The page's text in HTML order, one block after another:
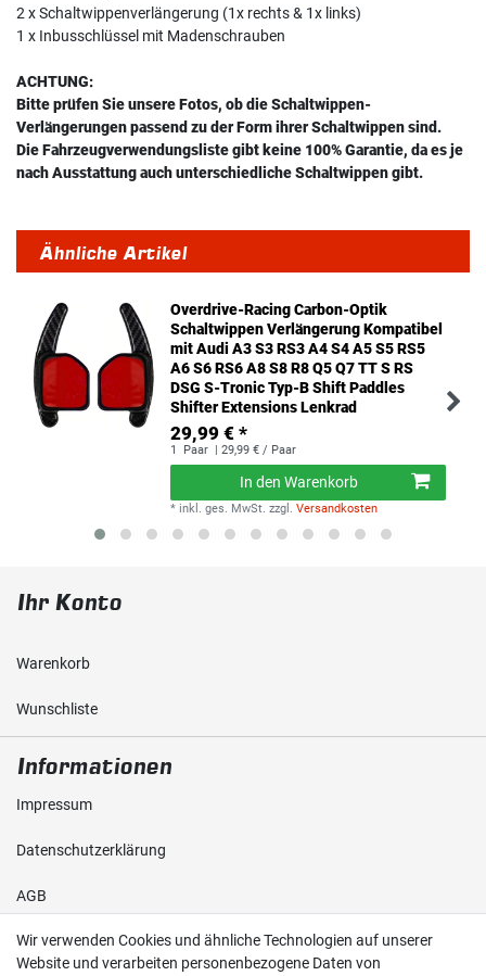
2 x Schaltwippenverlängerung (1x rechts & 1x links)
1 x Inbusschlüssel mit Madenschrauben
ACHTUNG:
Bitte prüfen Sie unsere Fotos, ob die Schaltwippen-
Verlängerungen passend zu der Form ihrer Schaltwippen sind.
Die Fahrzeugverwendungsliste gibt keine 100% Garantie, da es je
nach Ausstattung auch unterschiedliche Schaltwippen gibt.
Ähnliche Artikel
Overdrive-Racing Carbon-Optik
Schaltwippen Verlängerung Kompatibel
mit Audi A3 S3 RS3 A4 S4 A5 S5 RS5
A6 S6 RS6 A8 S8 R8 Q5 Q7 TT S RS
DSG S-Tronic Typ-B Shift Paddles
Shifter Extensions Lenkrad
29,99 € *
1 Paar | 29,99 € / Paar
In den Warenkorb
* inkl. ges. MwSt. zzgl.Versandkosten
Ihr Konto
Warenkorb
Wunschliste
Informationen
Impressum
Daten­schutz­erklärung
AGB
Shop
Wir verwenden Cookies und ähnliche Technologien auf unserer
Website und verarbeiten personenbezogene Daten von